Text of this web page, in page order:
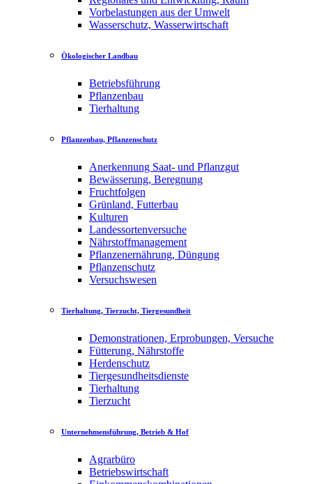
Vorbelastungen aus der Umwelt
Wasserschutz, Wasserwirtschaft
Ökologischer Landbau
Betriebsführung
Pflanzenbau
Tierhaltung
Pflanzenbau, Pflanzenschutz
Anerkennung Saat- und Pflanzgut
Bewässerung, Beregnung
Fruchtfolgen
Grünland, Futterbau
Kulturen
Landessortenversuche
Nährstoffmanagement
Pflanzenernährung, Düngung
Pflanzenschutz
Versuchswesen
Tierhaltung, Tierzucht, Tiergesundheit
Demonstrationen, Erprobungen, Versuche
Fütterung, Nährstoffe
Herdenschutz
Tiergesundheitsdienste
Tierhaltung
Tierzucht
Unternehmensführung, Betrieb & Hof
Agrarbüro
Betriebswirtschaft